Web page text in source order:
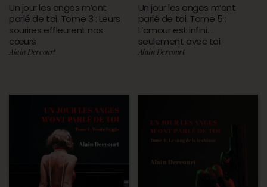
Un jour les anges m’ont
parlé de toi. Tome 3 : Leurs
sourires effleurent nos
cœurs
Alain Dercourt
Un jour les anges m’ont
parlé de toi. Tome 5 :
L’amour est infini…
seulement avec toi
Alain Dercourt